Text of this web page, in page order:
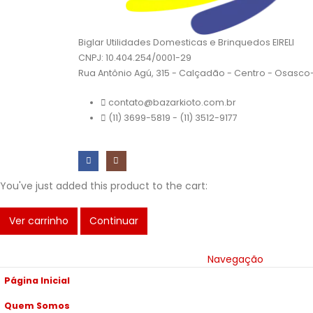
Biglar Utilidades Domesticas e Brinquedos EIRELI
CNPJ: 10.404.254/0001-29
Rua Antônio Agú, 315 - Calçadão - Centro -
contato@bazarkioto.com.br
(11) 3699-5819 - (11) 3512-9177
You've just added this product to the cart:
Ver carrinho Continuar
Navegação
Página Inicial
Quem Somos